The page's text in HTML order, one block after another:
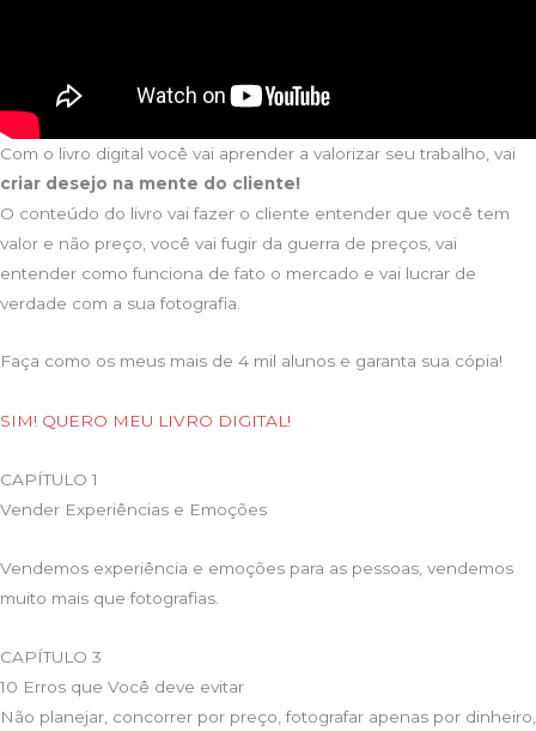
Com o livro digital você vai aprender a valorizar seu trabalho, vai
criar desejo na mente do cliente!
O conteúdo do livro vai fazer o cliente entender que você tem
valor e não preço, você vai fugir da guerra de preços, vai
entender como funciona de fato o mercado e vai lucrar de
verdade com a sua fotografia.
Faça como os meus mais de 4 mil alunos e garanta sua cópia!
SIM! QUERO MEU LIVRO DIGITAL!
CAPÍTULO 1
Vender Experiências e Emoções
Vendemos experiência e emoções para as pessoas, vendemos
muito mais que fotografias.
CAPÍTULO 3
10 Erros que Você deve evitar
Não planejar, concorrer por preço, fotografar apenas por dinheiro,